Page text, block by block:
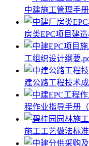
中建施工管理手
房类EPC项目建
工组织设计纲要
建公路工程技术
程作业指导手册
施工工艺做法标